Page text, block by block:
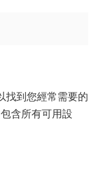
找到您經常需要的
含所有可用設